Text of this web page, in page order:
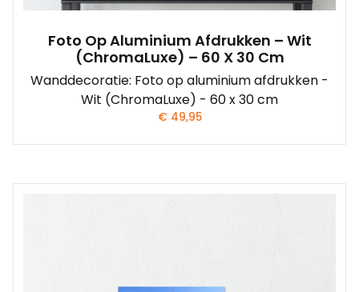
Foto Op Aluminium Afdrukken – Wit
(ChromaLuxe) – 60 X 30 Cm
Wanddecoratie: Foto op aluminium afdrukken -
Wit (ChromaLuxe) - 60 x 30 cm
€49,95